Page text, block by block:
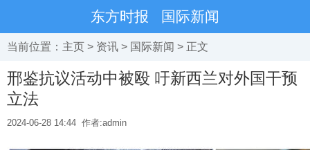
东方时报 国际新闻
当前位置： 主页 > 资讯 > 国际新闻 > 正文
邢鉴抗议活动中被殴 吁新西兰对外国干预
立法
2024-06-28 14:44 作者:admin